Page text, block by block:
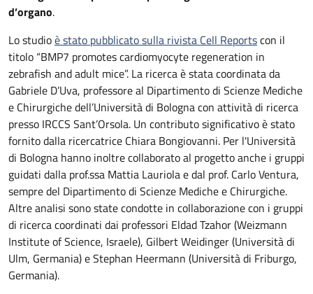
d’organo.
Lo studioè stato pubblicato sulla rivista Cell Reportscon il
titolo “BMP7 promotes cardiomyocyte regeneration in
zebrafish and adult mice”. La ricerca è stata coordinata da
Gabriele D’Uva, professore al Dipartimento di Scienze Mediche
e Chirurgiche dell’Università di Bologna con attività di ricerca
presso IRCCS Sant’Orsola. Un contributo significativo è stato
fornito dalla ricercatrice Chiara Bongiovanni. Per l'Università
di Bologna hanno inoltre collaborato al progetto anche i gruppi
guidati dalla prof.ssa Mattia Lauriola e dal prof. Carlo Ventura,
sempre del Dipartimento di Scienze Mediche e Chirurgiche.
Altre analisi sono state condotte in collaborazione con i gruppi
di ricerca coordinati dai professori Eldad Tzahor (Weizmann
Institute of Science, Israele), Gilbert Weidinger (Università di
Ulm, Germania) e Stephan Heermann (Università di Friburgo,
Germania).